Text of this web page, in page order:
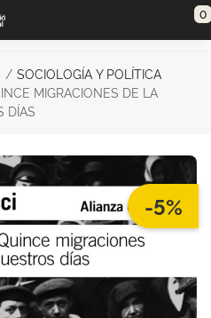
0
SOCIOLOGÍA Y POLÍTICA
MIGRACIONES DE LA
DÍAS
-5%